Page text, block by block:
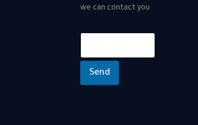
we can contact you
Send